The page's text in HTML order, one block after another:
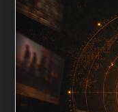
scription 长度检查
续扩展，每篇保留
径，减少用户反复
始建设内容，主要
并为后续专题聚合
缺图、标题过短、